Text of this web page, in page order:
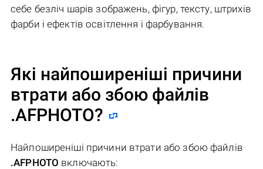
себе безліч шарів зображень, фігур, тексту, штрихів
фарби і ефектів освітлення і фарбування.
Які найпоширеніші причини
втрати або збою файлів
.AFPHOTO?
Найпоширеніші причини втрати або збою файлів
.AFPHOTO включають: